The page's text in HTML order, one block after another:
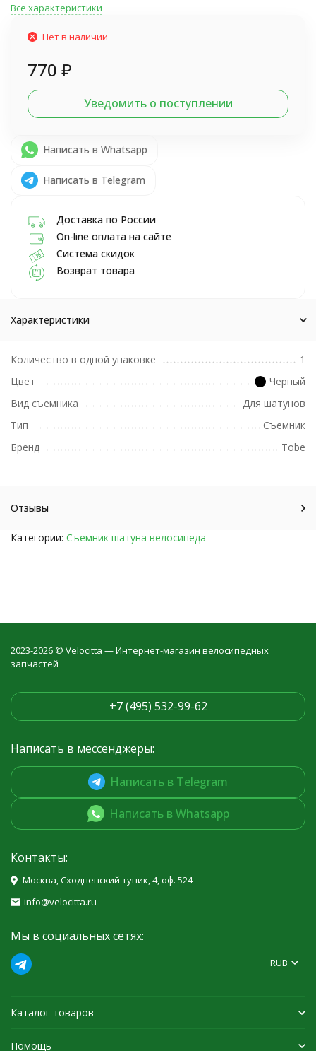
Все характеристики
Нет в наличии
770 ₽
Уведомить о поступлении
Написать в Whatsapp
Написать в Telegram
Доставка по России
On-line оплата на сайте
Система скидок
Возврат товара
Характеристики
Количество в одной упаковке
1
Цвет
Черный
Вид съемника
Для шатунов
Тип
Съемник
Бренд
Tobe
Отзывы
Категории: Съемник шатуна велосипеда
2023-2026 © Velocitta — Интернет-магазин велосипедных
запчастей
+7 (495) 532-99-62
Написать в мессенджеры:
Написать в Telegram
Написать в Whatsapp
Контакты:
Москва, Сходненский тупик, 4, оф. 524
info@velocitta.ru
Мы в социальных сетях:
RUB
Каталог товаров
Помощь